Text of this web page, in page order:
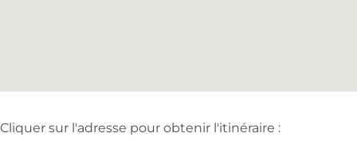
Cliquer sur l'adresse pour obtenir l'itinéraire :